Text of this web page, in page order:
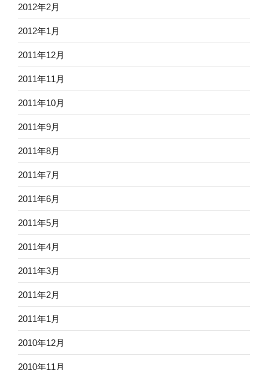
2012年2月
2012年1月
2011年12月
2011年11月
2011年10月
2011年9月
2011年8月
2011年7月
2011年6月
2011年5月
2011年4月
2011年3月
2011年2月
2011年1月
2010年12月
2010年11月